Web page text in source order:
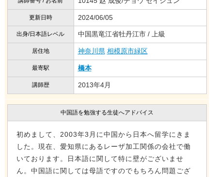
更新日時 2024/06/05
出身/日本語レベル 中国黒竜江省牡丹江市 / 上級
居住地 神奈川県 相模原市緑区
最寄駅 橋本
講師歴 2013年4月
中国語を勉強する生徒へアドバイス
初めまして、2003年3月に中国から日本へ留学にきま
した。現在、愛知県にあるレーザ加工関係の会社で働
いております。日本語に関して特に壁がございませ
ん。中国語に関しては母語ですのでもちろん問題ござ